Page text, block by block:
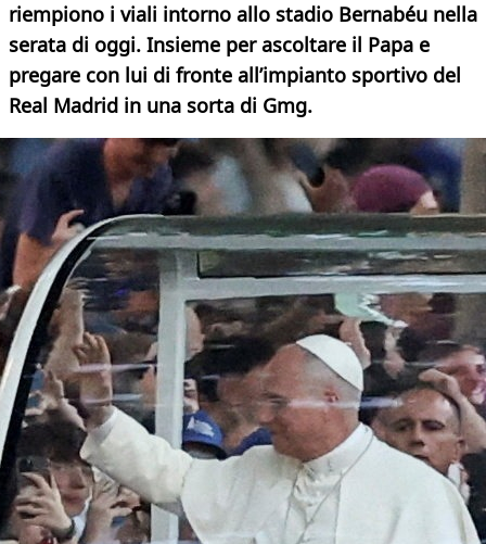
riempiono i viali intorno allo stadio Bernabéu nella
serata di oggi. Insieme per ascoltare il Papa e
pregare con lui di fronte all’impianto sportivo del
Real Madrid in una sorta di Gmg.